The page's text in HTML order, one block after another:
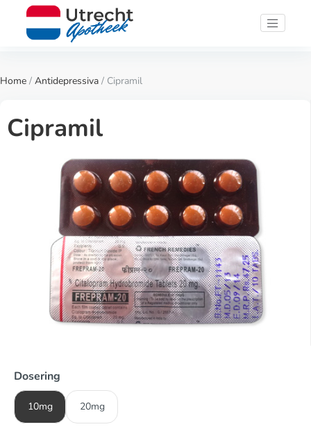
Home / Antidepressiva / Cipramil
Cipramil
Dosering
10mg 20mg